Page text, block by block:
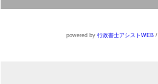
powered by 行政書士アシストWEB/